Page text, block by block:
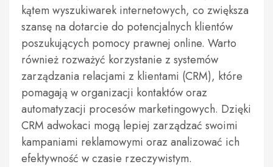
kątem wyszukiwarek internetowych, co zwiększa
szansę na dotarcie do potencjalnych klientów
poszukujących pomocy prawnej online. Warto
również rozważyć korzystanie z systemów
zarządzania relacjami z klientami (CRM), które
pomagają w organizacji kontaktów oraz
automatyzacji procesów marketingowych. Dzięki
CRM adwokaci mogą lepiej zarządzać swoimi
kampaniami reklamowymi oraz analizować ich
efektywność w czasie rzeczywistym.